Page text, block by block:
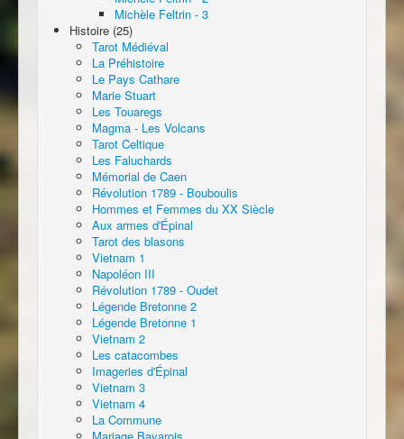
Michèle Feltrin - 3
Histoire (25)
Tarot Médiéval
La Préhistoire
Le Pays Cathare
Marie Stuart
Les Touaregs
Magma - Les Volcans
Tarot Celtique
Les Faluchards
Mémorial de Caen
Révolution 1789 - Bouboulis
Hommes et Femmes du XX Siècle
Aux armes d'Épinal
Tarot des blasons
Vietnam 1
Napoléon III
Révolution 1789 - Oudet
Légende Bretonne 2
Légende Bretonne 1
Vietnam 2
Les catacombes
Imageries d'Épinal
Vietnam 3
Vietnam 4
La Commune